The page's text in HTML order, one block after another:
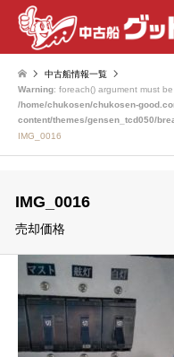
中古船情報一覧
Warning: foreach() argument must
/home/chukosen/chukosen-
content/themes/gensen_tcd050/
IMG_0016
IMG_0016
売却価格